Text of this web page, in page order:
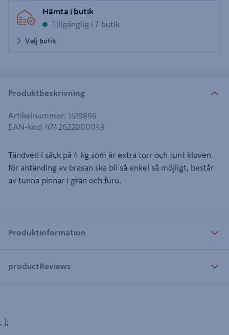
Hämta i butik
Tillgänglig i 7 butik
Välj butik
Produktbeskrivning
Artikelnummer: 1519896
EAN-kod: 4742622000049
Tändved i säck på 4 kg som är extra torr och tunt kluven
för antänding av brasan ska bli så enkel så möjligt, består
av tunna pinnar i gran och furu.
Produktinformation
productReviews
, ];